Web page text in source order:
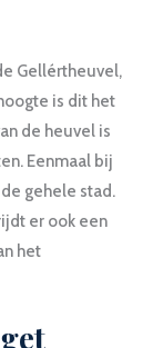
Gellértheuvel,
is dit het
de heuvel is
Eenmaal bij
gehele stad.
er ook een
het